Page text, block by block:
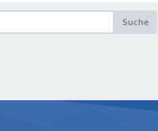
Suche